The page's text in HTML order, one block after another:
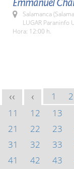
Emmanuel
Salamanca
LUGAR Paraninfo
Hora: 12:00 h.
<< < 1 2
11
12 13
21
22 23
31
32 33
41
42 43